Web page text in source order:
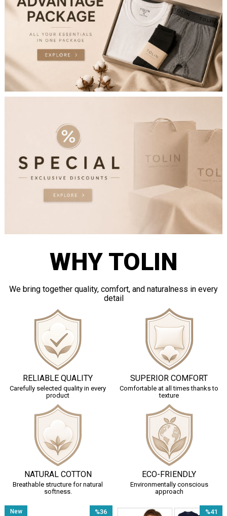
WHY TOLIN
We bring together quality, comfort, and naturalness in every
detail
RELIABLE QUALITY
Carefully selected quality in every
product
SUPERIOR COMFORT
Comfortable at all times thanks to
texture
NATURAL COTTON
Breathable structure for natural
softness.
ECO-FRIENDLY
Environmentally conscious
approach
%36
New
%41